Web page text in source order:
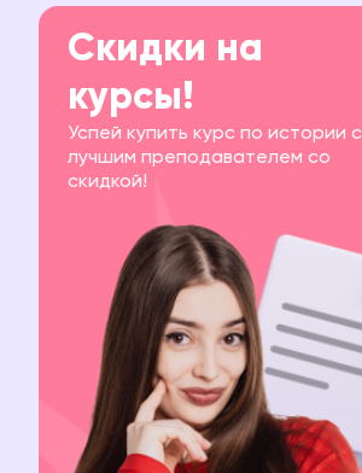
Скидки на
курсы!
Успей купить курс по истории с
лучшим преподавателем со
скидкой!